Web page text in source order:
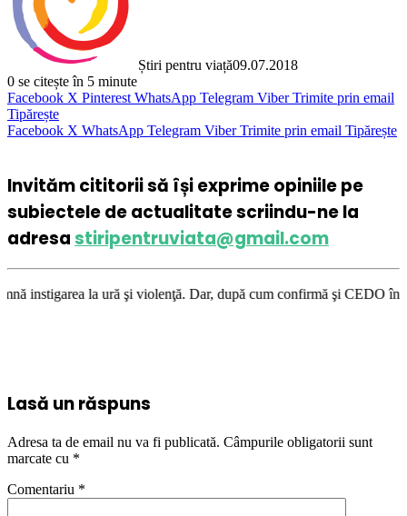
Știri pentru viață09.07.2018
0 se citește în 5 minute
Facebook X Pinterest WhatsApp Telegram Viber Trimite prin email
Tipărește
Facebook X WhatsApp Telegram Viber Trimite prin email Tipărește
Invităm cititorii să își exprime opiniile pe
subiectele de actualitate scriindu-ne la
adresastiripentruviata@gmail.com
şi violenţă. Dar, după cum confirmă şi CEDO în cazul
Lasă un răspuns
Adresa ta de email nu va fi publicată. Câmpurile obligatorii sunt
marcate cu *
Comentariu *